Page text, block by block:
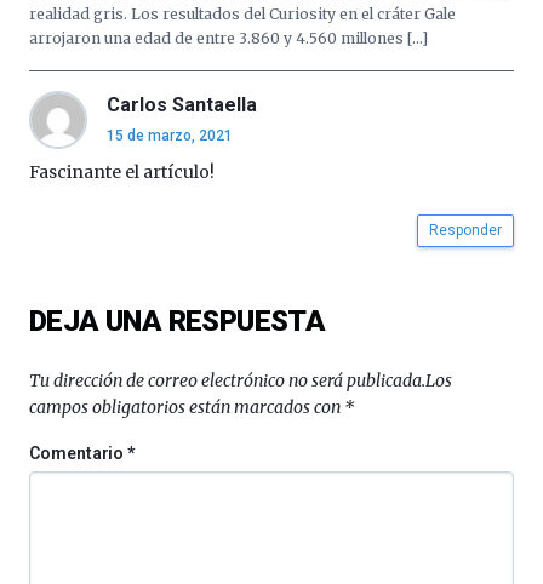
realidad gris. Los resultados del Curiosity en el cráter Gale
arrojaron una edad de entre 3.860 y 4.560 millones […]
Carlos Santaella
15 de marzo, 2021
Fascinante el artículo!
Responder
DEJA UNA RESPUESTA
Tu dirección de correo electrónico no será publicada.Los
campos obligatorios están marcados con *
Comentario*